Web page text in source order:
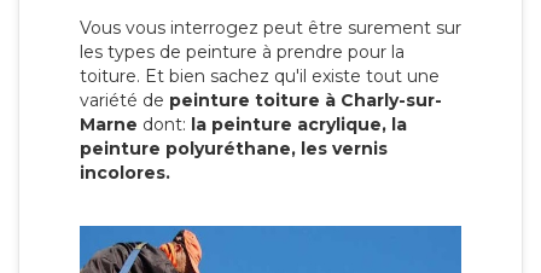
Vous vous interrogez peut être surement sur
les types de peinture à prendre pour la
toiture. Et bien sachez qu'il existe tout une
variété de peinture toiture à Charly-sur-
Marne dont: la peinture acrylique, la
peinture polyuréthane, les vernis
incolores.